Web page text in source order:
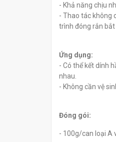
- Khả năng chịu
- Thao tác không
trình đóng rắn
Ứng dụng:
- Có thể kết dính
nhau.
- Không cần vệ
Đóng gói:
- 100g/can loại A